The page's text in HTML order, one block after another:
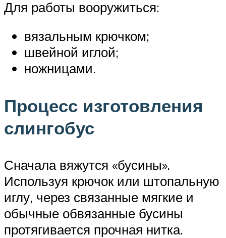
Для работы вооружиться:
вязальным крючком;
швейной иглой;
ножницами.
Процесс изготовления
слингобус
Сначала вяжутся «бусины».
Используя крючок или штопальную
иглу, через связанные мягкие и
обычные обвязанные бусины
протягивается прочная нитка.